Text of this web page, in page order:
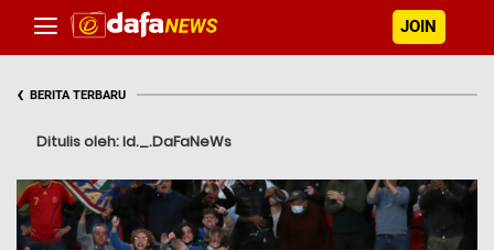
JOIN
‹ BERITA TERBARU
Ditulis oleh: Id._.DaFaNeWs